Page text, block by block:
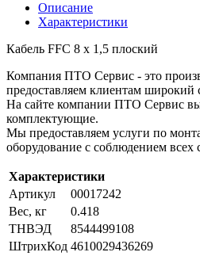
Описание
Характеристики
Кабель FFC 8 х 1,5 плоский
Компания ПТО Сервис - это
предоставляем клиентам широкий
На сайте компании ПТО Сервис вы
комплектующие.
Мы предоставляем услуги по
оборудование с соблюдением всех
Характеристики
Артикул
00017242
Вес, кг
0.418
ТНВЭД
8544499108
ШтрихКод 4610029436269